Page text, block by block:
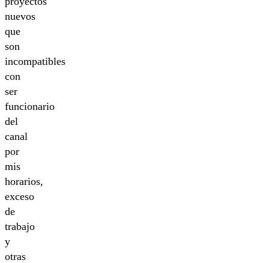
nuevos
que
son
incompatibles
con
ser
funcionario
del
canal
por
mis
horarios,
exceso
de
trabajo
y
otras